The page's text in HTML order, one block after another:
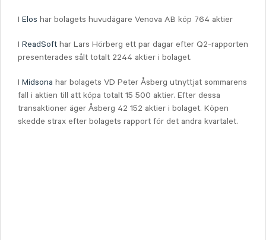
I Elos har bolagets huvudägare Venova AB köp 764 aktier
I ReadSoft har Lars Hörberg ett par dagar efter Q2-rapporten
presenterades sålt totalt 2244 aktier i bolaget.
I Midsona har bolagets VD Peter Åsberg utnyttjat sommarens
fall i aktien till att köpa totalt 15 500 aktier. Efter dessa
transaktioner äger Åsberg 42 152 aktier i bolaget. Köpen
skedde strax efter bolagets rapport för det andra kvartalet.